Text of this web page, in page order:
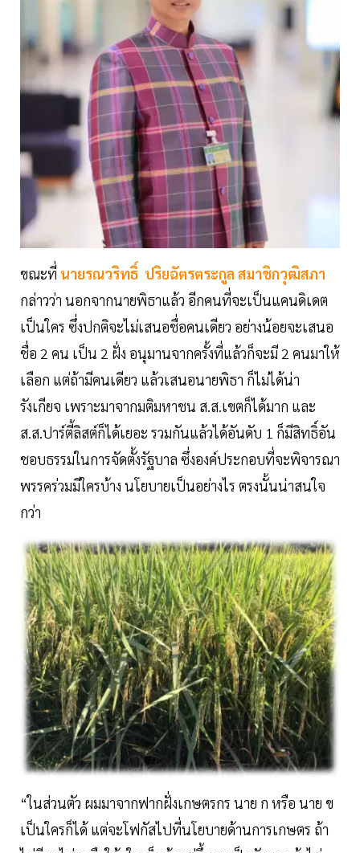
ขณะที่ นายรณวริทธิ์ ปริยฉัตรตระกูล สมาชิกวุฒิสภา
กล่าวว่า นอกจากนายพิธาแล้ว อีกคนที่จะเป็นแคนดิเดต
เป็นใคร ซึ่งปกติจะไม่เสนอชื่อคนเดียว อย่างน้อยจะเสนอ
ชื่อ 2 คน เป็น 2 ฝั่ง อนุมานจากครั้งที่แล้วก็จะมี 2 คนมาให้
เลือก แต่ถ้ามีคนเดียว แล้วเสนอนายพิธา ก็ไม่ได้น่า
รังเกียจ เพราะมาจากมติมหาชน ส.ส.เขตก็ได้มาก และ
ส.ส.ปาร์ตี้ลิสต์ก็ได้เยอะ รวมกันแล้วได้อันดับ 1 ก็มีสิทธิ์อัน
ชอบธรรมในการจัดตั้งรัฐบาล ซึ่งองค์ประกอบที่จะพิจารณา
พรรคร่วมมีใครบ้าง นโยบายเป็นอย่างไร ตรงนั้นน่าสนใจ
กว่า
“ในส่วนตัว ผมมาจากฟากฝั่งเกษตรกร นาย ก หรือ นาย ข
เป็นใครก็ได้ แต่จะโฟกัสไปที่นโยบายด้านการเกษตร ถ้า